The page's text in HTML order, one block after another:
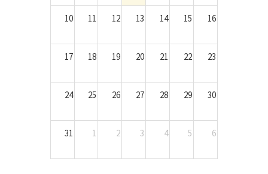
10 11 12 13 14 15 16
17 18 19 20 21 22 23
24 25 26 27 28 29 30
31 1 2 3 4 5 6